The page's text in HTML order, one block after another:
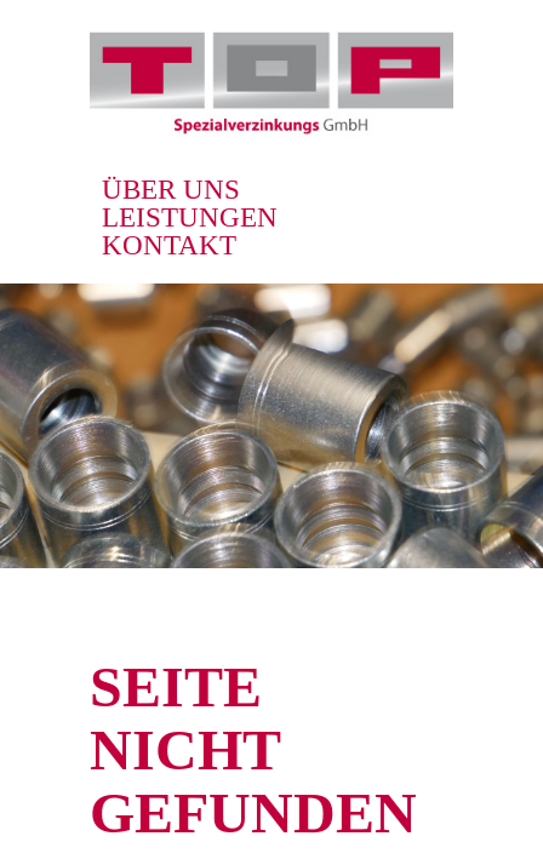
ÜBER UNS
LEISTUNGEN
KONTAKT
SEITE
NICHT
GEFUNDEN